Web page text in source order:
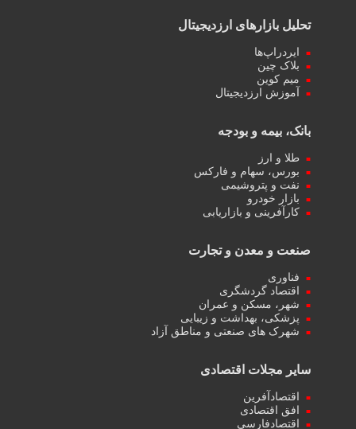
تحلیل بازارهای ارزدیجیتال
ایردراپ‌ها
بلاک چین
میم کوین‌
آموزش ارزدیجیتال
بانک، بیمه و بودجه
طلا و ارز
بورس، سهام و فارکس
نفت و پتروشیمی
بازار خودرو
کارآفرینی و بازاریابی
صنعت و معدن و تجارت
فناوری
اقتصاد گردشگری
شهر، مسکن و عمران
پزشکی، بهداشت و زیبایی
شهرک های صنعتی و مناطق آزاد
سایر مجلات اقتصادی
اقتصادآفرین
افق اقتصادی
اقتصادفارسی